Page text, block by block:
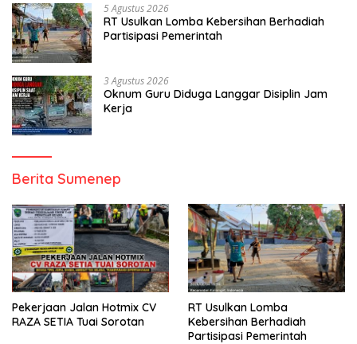
5 Agustus 2026
RT Usulkan Lomba Kebersihan Berhadiah
Partisipasi Pemerintah
3 Agustus 2026
Oknum Guru Diduga Langgar Disiplin Jam
Kerja
Berita Sumenep
Pekerjaan Jalan Hotmix CV
RAZA SETIA Tuai Sorotan
RT Usulkan Lomba
Kebersihan Berhadiah
Partisipasi Pemerintah